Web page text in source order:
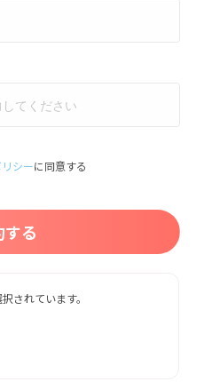
シーに同意する
する
されています。